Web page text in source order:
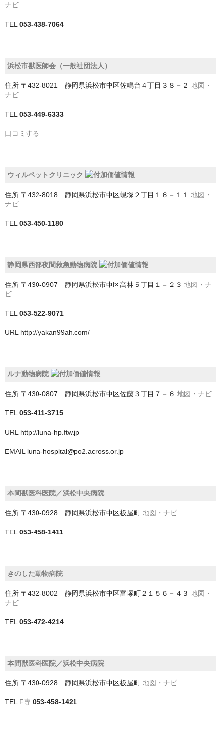
吉川市
和光市
大里郡寄居町
川口市
幸手市
志木市
本庄市
東松山市
桶川市
比企郡嵐山町
比企郡鳩山町
深谷市
狭山市
白岡市
草加市
蓮田市
ナビ
TEL 053-438-7064
浜松市獣医師会（一般社団法人）
住所 〒432-8021 静岡県浜松市中区佐鳴台４丁目３８－２ 地図・
ナビ
TEL 053-449-6333
口コミする
ウィルペットクリニック
住所 〒432-8018 静岡県浜松市中区蜆塚２丁目１６－１１ 地図・
ナビ
TEL 053-450-1180
静岡県西部夜間救急動物病院
住所 〒430-0907 静岡県浜松市中区高林５丁目１－２３ 地図・ナ
ビ
TEL 053-522-9071
URL http://yakan99ah.com/
ルナ動物病院
住所 〒430-0807 静岡県浜松市中区佐藤３丁目７－６ 地図・ナビ
TEL 053-411-3715
URL http://luna-hp.ftw.jp
EMAIL luna-hospital@po2.across.or.jp
本間獣医科医院／浜松中央病院
住所 〒430-0928 静岡県浜松市中区板屋町 地図・ナビ
TEL 053-458-1411
きのした動物病院
住所 〒432-8002 静岡県浜松市中区富塚町２１５６－４３ 地図・
ナビ
TEL 053-472-4214
本間獣医科医院／浜松中央病院
住所 〒430-0928 静岡県浜松市中区板屋町 地図・ナビ
TEL F専 053-458-1421